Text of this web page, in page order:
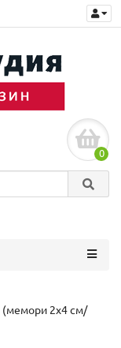
0
2x4 см/